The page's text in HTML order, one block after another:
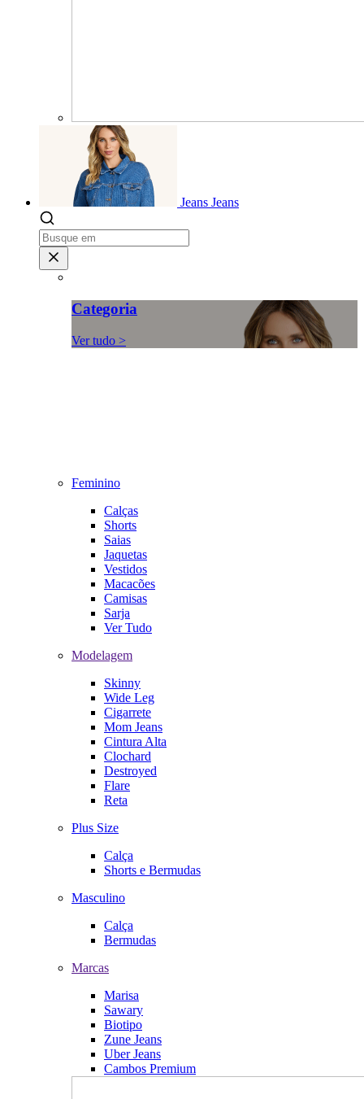
Jeans Jeans
Categoria
Ver tudo >
Feminino
Calças
Shorts
Saias
Jaquetas
Vestidos
Macacões
Camisas
Sarja
Ver Tudo
Modelagem
Skinny
Wide Leg
Cigarrete
Mom Jeans
Cintura Alta
Clochard
Destroyed
Flare
Reta
Plus Size
Calça
Shorts e Bermudas
Masculino
Calça
Bermudas
Marcas
Marisa
Sawary
Biotipo
Zune Jeans
Uber Jeans
Cambos Premium